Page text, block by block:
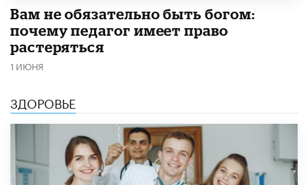
​Вам не обязательно быть богом:
почему педагог имеет право
растеряться
1 ИЮНЯ
ЗДОРОВЬЕ